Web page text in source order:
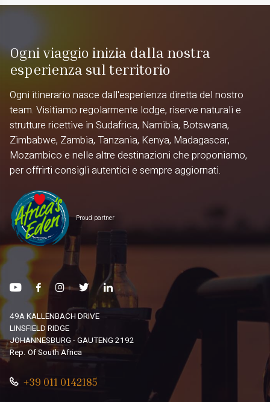
Ogni viaggio inizia dalla nostra
esperienza sul territorio
Ogni itinerario nasce dall'esperienza diretta del nostro
team. Visitiamo regolarmente lodge, riserve naturali e
strutture ricettive in Sudafrica, Namibia, Botswana,
Zimbabwe, Zambia, Tanzania, Kenya, Madagascar,
Mozambico e nelle altre destinazioni che proponiamo,
per offrirti consigli autentici e sempre aggiornati.
Proud partner
49A KALLENBACH DRIVE
LINSFIELD RIDGE
JOHANNESBURG - GAUTENG 2192
Rep. Of South Africa
+39 011 0142185